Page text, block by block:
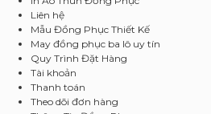
Liên hệ
Mẫu Đồng Phục Thiết Kế
May đồng phục ba lô uy tín
Quy Trình Đặt Hàng
Tài khoản
Thanh toán
Theo dõi đơn hàng